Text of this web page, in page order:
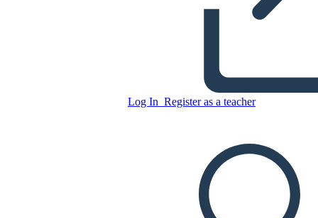
Log In Register as a teacher
PROBLEMATICA DE
Copy this Storyboard
CREATE A STORYBOARD